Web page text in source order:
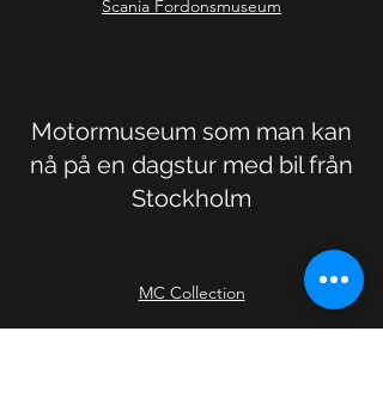
Scania Fordonsmuseum
Motormuseum som man kan
nå på en dagstur med bil från
Stockholm
MC Collection